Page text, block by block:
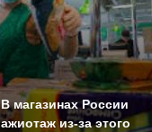
В магазинах России
ажиотаж из-за этого